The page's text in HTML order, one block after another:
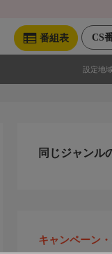
CS
番組表
設定地域
同じジャンル
キャンペーン